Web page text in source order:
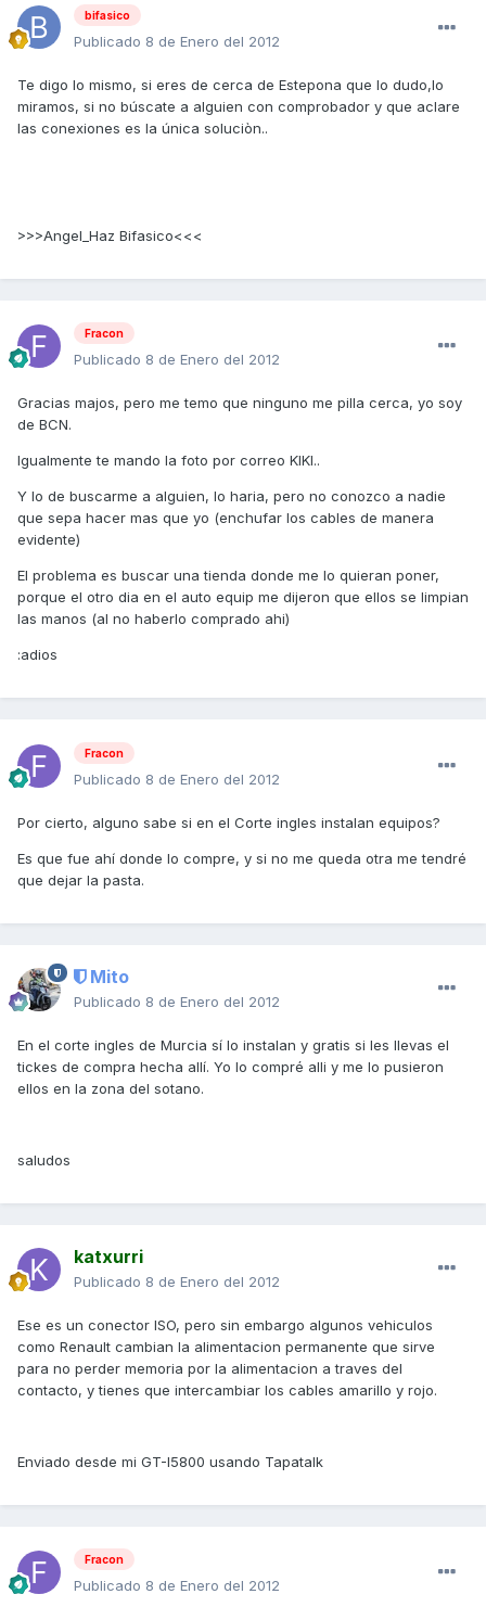
bifasico
Publicado 8 de Enero del 2012
Te digo lo mismo, si eres de cerca de Estepona que lo dudo,lo
miramos, si no búscate a alguien con comprobador y que aclare
las conexiones es la única soluciòn..
>>>Angel_Haz Bifasico<<<
Fracon
Publicado 8 de Enero del 2012
Gracias majos, pero me temo que ninguno me pilla cerca, yo soy
de BCN.
Igualmente te mando la foto por correo KIKI..
Y lo de buscarme a alguien, lo haria, pero no conozco a nadie
que sepa hacer mas que yo (enchufar los cables de manera
evidente)
El problema es buscar una tienda donde me lo quieran poner,
porque el otro dia en el auto equip me dijeron que ellos se limpian
las manos (al no haberlo comprado ahi)
:adios
Fracon
Publicado 8 de Enero del 2012
Por cierto, alguno sabe si en el Corte ingles instalan equipos?
Es que fue ahí donde lo compre, y si no me queda otra me tendré
que dejar la pasta.
Mito
Publicado 8 de Enero del 2012
En el corte ingles de Murcia sí lo instalan y gratis si les llevas el
tickes de compra hecha allí. Yo lo compré alli y me lo pusieron
ellos en la zona del sotano.
saludos
katxurri
Publicado 8 de Enero del 2012
Ese es un conector ISO, pero sin embargo algunos vehiculos
como Renault cambian la alimentacion permanente que sirve
para no perder memoria por la alimentacion a traves del
contacto, y tienes que intercambiar los cables amarillo y rojo.
Enviado desde mi GT-I5800 usando Tapatalk
Fracon
Publicado 8 de Enero del 2012